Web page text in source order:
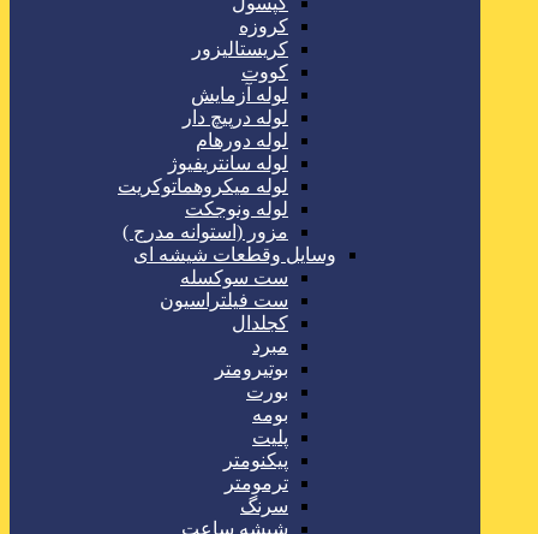
کروزه
کریستالیزور
کووت
لوله آزمایش
لوله درپیچ دار
لوله دورهام
لوله سانتریفیوژ
لوله میکروهماتوکریت
لوله ونوجکت
مزور (استوانه مدرج )
وسایل وقطعات شیشه ای
ست سوکسله
ست فیلتراسیون
کجلدال
مبرد
بوتیرومتر
بورت
بومه
پلیت
پیکنومتر
ترمومتر
سرنگ
شیشه ساعت